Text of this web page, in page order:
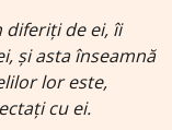
diferiți de ei, îi
și asta înseamnă
lor este,
cu ei.